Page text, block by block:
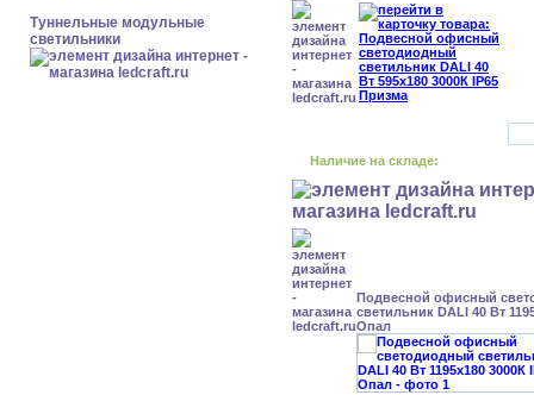
Туннельные модульные
светильники
Наличие на складе:
Подвесной офисный
светильник DALI 40 Вт
Опал